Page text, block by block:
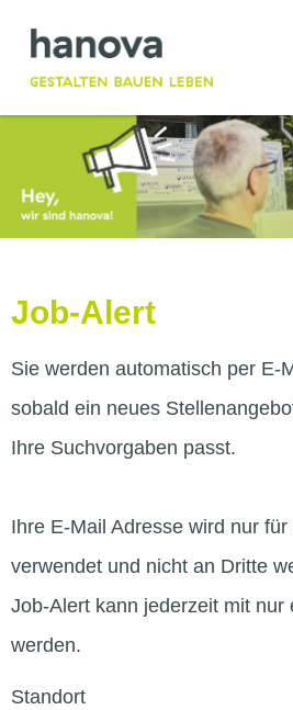
Job-Alert
Sie werden automatisch per E-
sobald ein neues
Ihre Suchvorgaben passt.
Ihre E-Mail Adresse wird nur
verwendet und nicht an Dritte
Job-Alert kann jederzeit mit nur
werden.
Standort